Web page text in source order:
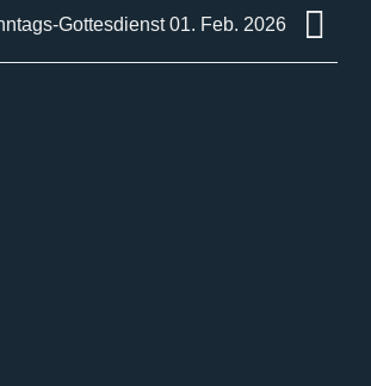
Gottesdienst 01. Feb. 2026